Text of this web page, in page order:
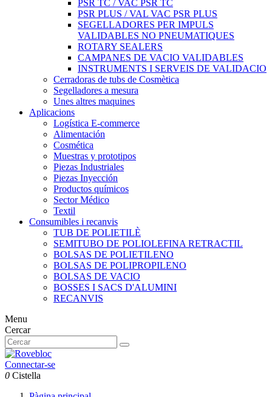
PSR TC / VAC PSR TC
PSR PLUS / VAL VAC PSR PLUS
SEGELLADORES PER IMPULS
VALIDABLES NO PNEUMATIQUES
ROTARY SEALERS
CAMPANES DE VACIO VALIDABLES
INSTRUMENTS I SERVEIS DE VALIDACIO
Cerradoras de tubs de Cosmètica
Segelladores a mesura
Unes altres maquines
Aplicacions
Logística E-commerce
Alimentación
Cosmética
Muestras y prototipos
Piezas Industriales
Piezas Inyección
Productos químicos
Sector Médico
Textil
Consumibles i recanvis
TUB DE POLIETILÈ
SEMITUBO DE POLIOLEFINA RETRACTIL
BOLSAS DE POLIETILENO
BOLSAS DE POLIPROPILENO
BOLSAS DE VACIO
BOSSES I SACS D'ALUMINI
RECANVIS
Menu
Cercar
Connectar-se
0 Cistella